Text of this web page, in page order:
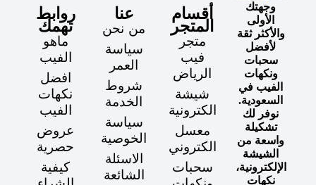
وجهتك
الأولى
والأكثر ثقة
لأفضل
سحبات
ونكهات
الفيب في
السعودية.
نوفر لك
تشكيلة
واسعة من
الشيشة
الإلكترونية،
نكهات
أقسام
المتجر
متجر
فيب
الرياض
شيشة
الكترونية
معسل
الكتروني
سحبات
عنا
من نحن
سياسة
العمر
شروط
الخدمة
سياسة
الخوصية
الاسئلة
الشائعة
روابط
تهمك
ماهو
الفيب
افضل
نكهات
الفيب
عروض
حصرية
كيفية